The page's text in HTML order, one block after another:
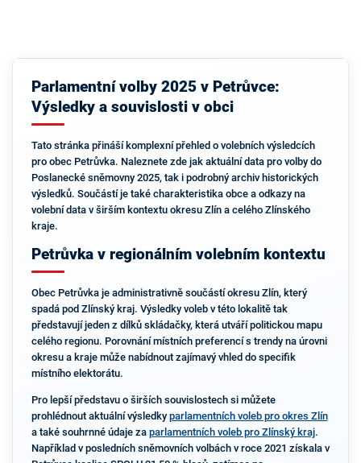
Parlamentní volby 2025 v Petrůvce:
Výsledky a souvislosti v obci
Tato stránka přináší komplexní přehled o volebních výsledcích
pro obec Petrůvka. Naleznete zde jak aktuální data pro volby do
Poslanecké sněmovny 2025, tak i podrobný archiv historických
výsledků. Součástí je také charakteristika obce a odkazy na
volební data v širším kontextu okresu Zlín a celého Zlínského
kraje.
Petrůvka v regionálním volebním kontextu
Obec Petrůvka je administrativně součástí okresu Zlín, který
spadá pod Zlínský kraj. Výsledky voleb v této lokalitě tak
představují jeden z dílků skládačky, která utváří politickou mapu
celého regionu. Porovnání místních preferencí s trendy na úrovni
okresu a kraje může nabídnout zajímavý vhled do specifik
místního elektorátu.
Pro lepší představu o širších souvislostech si můžete
prohlédnout aktuální výsledky parlamentních voleb pro okres Zlín
a také souhrnné údaje za parlamentních voleb pro Zlínský kraj.
Například v posledních sněmovních volbách v roce 2021 získala v